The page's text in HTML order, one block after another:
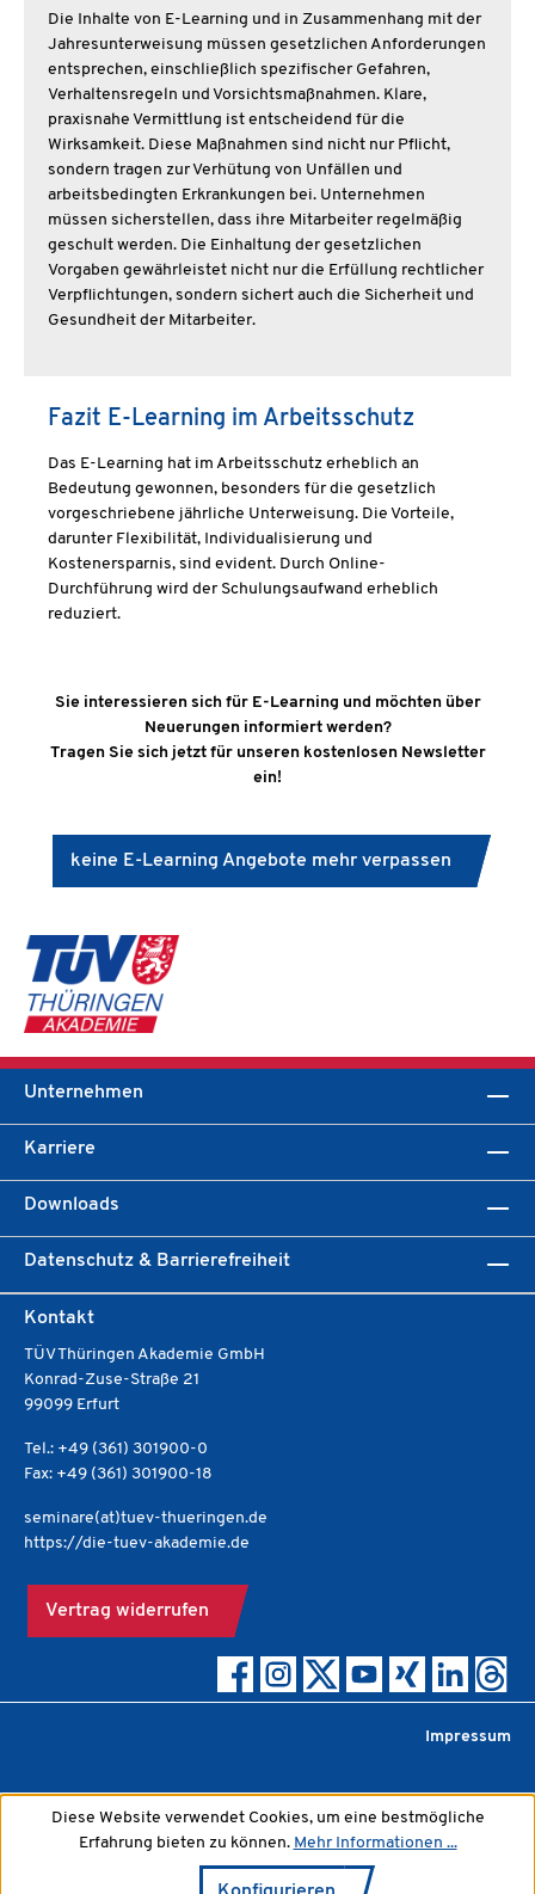
Die Inhalte von E-Learning und in Zusammenhang mit der
Jahresunterweisung müssen gesetzlichen Anforderungen
entsprechen, einschließlich spezifischer Gefahren,
Verhaltensregeln und Vorsichtsmaßnahmen. Klare,
praxisnahe Vermittlung ist entscheidend für die
Wirksamkeit. Diese Maßnahmen sind nicht nur Pflicht,
sondern tragen zur Verhütung von Unfällen und
arbeitsbedingten Erkrankungen bei. Unternehmen
müssen sicherstellen, dass ihre Mitarbeiter regelmäßig
geschult werden. Die Einhaltung der gesetzlichen
Vorgaben gewährleistet nicht nur die Erfüllung rechtlicher
Verpflichtungen, sondern sichert auch die Sicherheit und
Gesundheit der Mitarbeiter.
Fazit E-Learning im Arbeitsschutz
Das E-Learning hat im Arbeitsschutz erheblich an
Bedeutung gewonnen, besonders für die gesetzlich
vorgeschriebene jährliche Unterweisung. Die Vorteile,
darunter Flexibilität, Individualisierung und
Kostenersparnis, sind evident. Durch Online-
Durchführung wird der Schulungsaufwand erheblich
reduziert.
Sie interessieren sich für E-Learning und möchten über
Neuerungen informiert werden?
Tragen Sie sich jetzt für unseren kostenlosen Newsletter
ein!
keine E-Learning Angebote mehr verpassen
Unternehmen
Karriere
Downloads
Datenschutz & Barrierefreiheit
Kontakt
TÜV Thüringen Akademie GmbH
Konrad-Zuse-Straße 21
99099 Erfurt
Tel.: +49 (361) 301900-0
Fax: +49 (361) 301900-18
seminare(at)tuev-thueringen.de
https://die-tuev-akademie.de
Vertrag widerrufen
Impressum
Diese Website verwendet Cookies, um eine bestmögliche
Erfahrung bieten zu können. Mehr Informationen ...